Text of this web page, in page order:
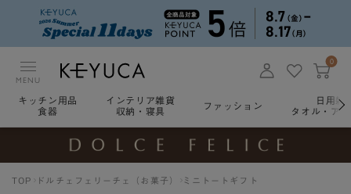
MENU
0
キッチン用品
食器
インテリア雑貨
収納・寝具
ファッション
日用雑
タオル・ア
TOP ドルチェフェリーチェ（お菓子） ミニトートギフト